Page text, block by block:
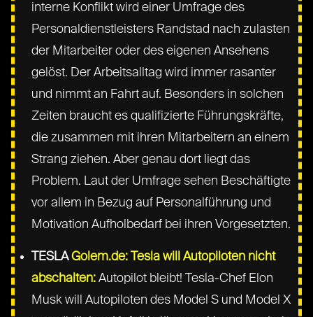
interne Konflikt wird einer Umfrage des
Personaldienstleisters Randstad nach zulasten
der Mitarbeiter oder des eigenen Ansehens
gelöst. Der Arbeitsalltag wird immer rasanter
und nimmt an Fahrt auf. Besonders in solchen
Zeiten braucht es qualifizierte Führungskräfte,
die zusammen mit ihren Mitarbeitern an einem
Strang ziehen. Aber genau dort liegt das
Problem. Laut der Umfrage sehen Beschäftigte
vor allem in Bezug auf Personalführung und
Motivation Aufholbedarf bei ihren Vorgesetzten.
TESLAGolem.de: Tesla will Autopiloten nicht
abschalten: Autopilot bleibt! Tesla-Chef Elon
Musk will Autopiloten des Model S und Model X